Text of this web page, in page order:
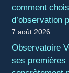
comment
d’observation
7 août 2026
Observatoire
ses premières